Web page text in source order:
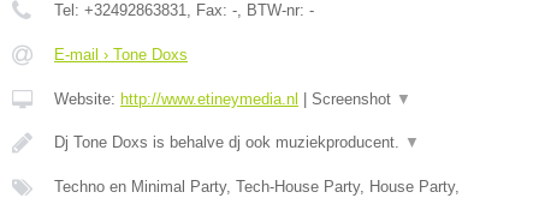
Tel: +32492863831 , Fax: - , BTW-nr: -
E-mail › Tone Doxs
Website: http://www.etineymedia.nl Screenshot ▼
Dj Tone Doxs is behalve dj ook muziekproducent. ▼
Techno en Minimal Party, Tech-House Party, House Party,